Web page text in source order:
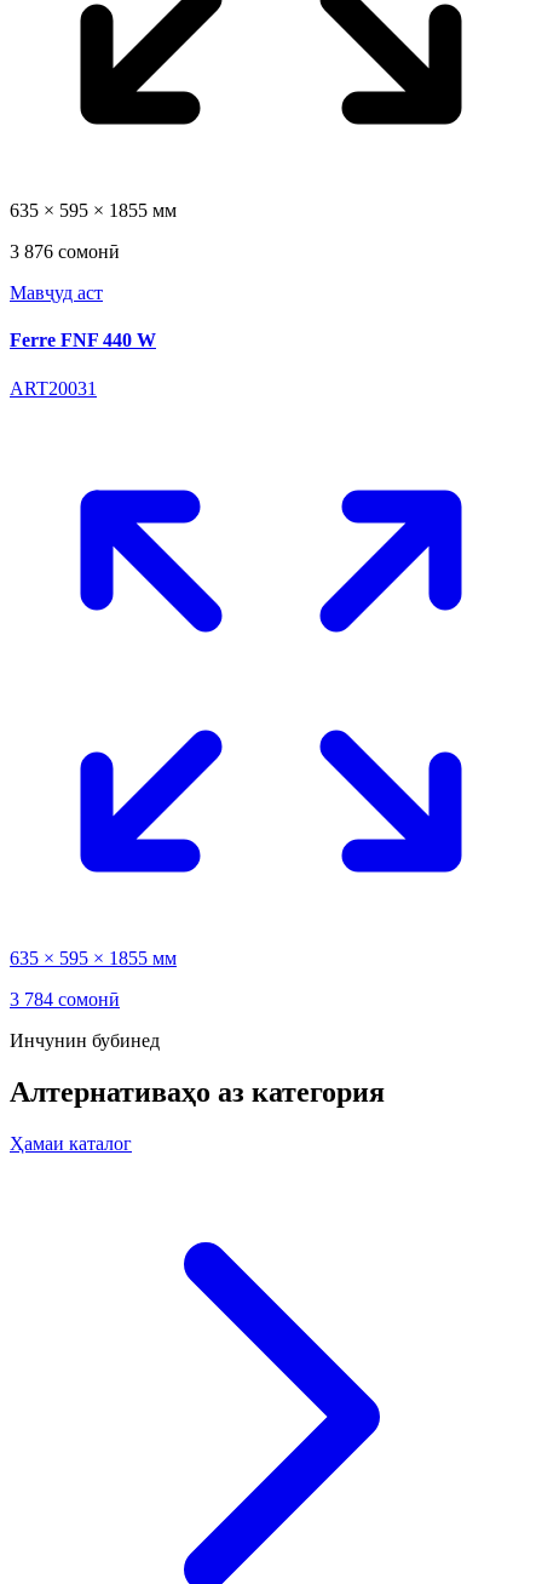
635 × 595 × 1855 мм
3 876 сомонӣ
Мавҷуд аст
Ferre FNF 440 W
ART20031
635 × 595 × 1855 мм
3 784 сомонӣ
Инчунин бубинед
Алтернативаҳо аз категория
Ҳамаи каталог